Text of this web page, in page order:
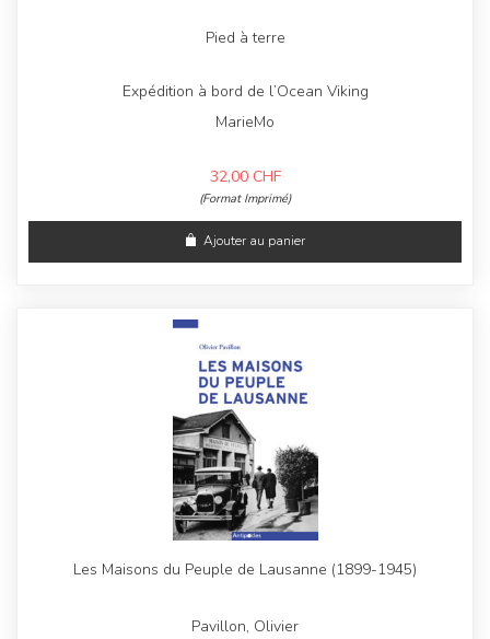
Pied à terre
Expédition à bord de l’Ocean Viking
MarieMo
32,00 CHF
(Format Imprimé)
Ajouter au panier
Les Maisons du Peuple de Lausanne (1899-1945)
Pavillon, Olivier